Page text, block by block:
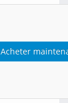
Acheter